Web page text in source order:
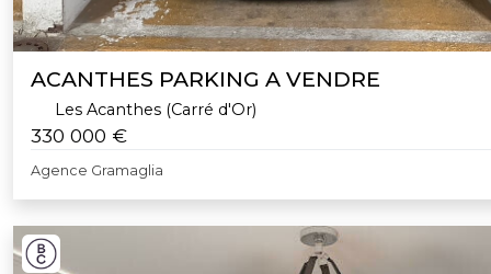
ACANTHES PARKING A VENDRE
Les Acanthes (Carré d'Or)
330 000 €
Agence Gramaglia